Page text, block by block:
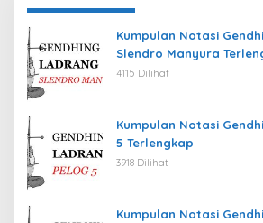
Kumpulan Notasi
Slendro Manyura
4115 Dilihat
Kumpulan Notasi
5 Terlengkap
3918 Dilihat
Kumpulan Notasi